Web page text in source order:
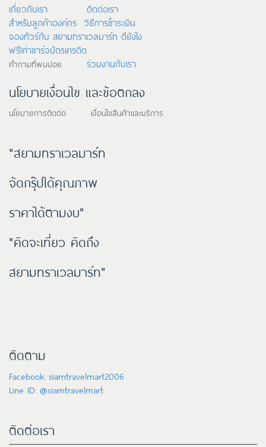
เกี่ยวกับเรา
ติดต่อเรา
สำหรับลูกค้าองค์กร วิธีการชำระเงิน
จองทัวร์กับ สยามทราเวลมาร์ท ดียังไง
ฟรี!ค่าชาร์จบัตรเครดิต
คำถามที่พบบ่อย ร่วมงานกับเรา
นโยบายเงื่อนไข และข้อตกลง
นโยบายการติดต่อ เงื่อนไขสินค้าและบริการ
"สยามทราเวลมาร์ท
จัดกรุ๊ปได้คุณภาพ
ราคาได้ตามงบ"
"คิดจะเที่ยว คิดถึง
สยามทราเวลมาร์ท"
ติดตาม
Facebook: siamtravelmart2006
Line ID: @siamtravelmart
ติดต่อเรา